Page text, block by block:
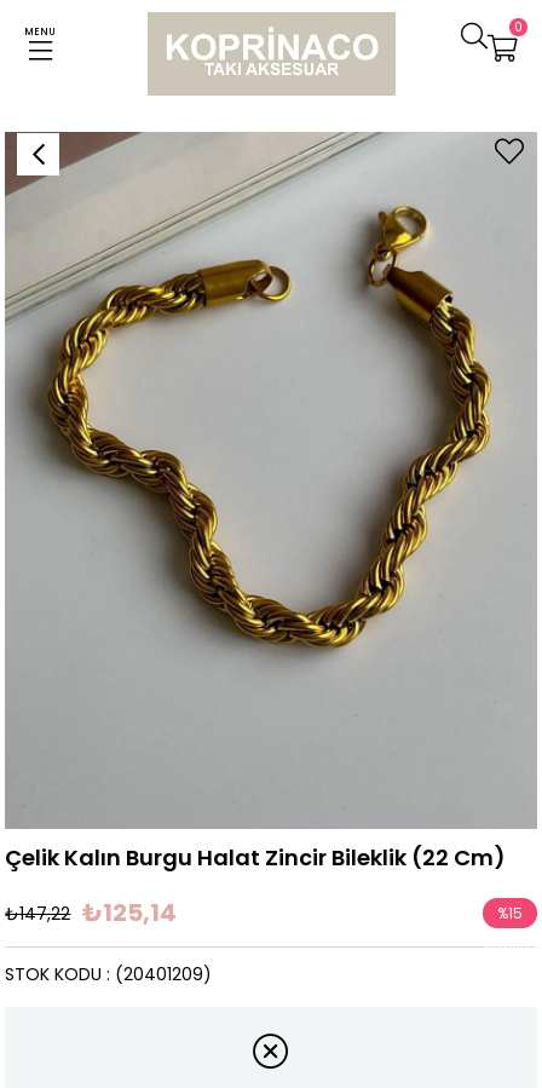
MENU 0
Bileklikler Çelik Kalın Burgu Halat Zincir Bileklik (22 Cm)
Çelik Kalın Burgu Halat Zincir Bileklik (22 Cm)
₺147,22 ₺125,14 %15
İndirim
(20401209)
STOK KODU